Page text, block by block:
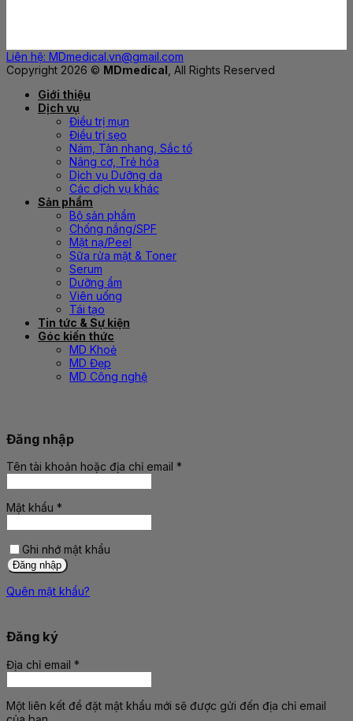
Liên hệ: MDmedical.vn@gmail.com
Copyright 2026 © MDmedical , All Rights Reserved
Giới thiệu
Dịch vụ
Điều trị mụn
Điều trị sẹo
Nám, Tàn nhang, Sắc tố
Nâng cơ, Trẻ hóa
Dịch vụ Dưỡng da
Các dịch vụ khác
Sản phẩm
Bộ sản phẩm
Chống nắng/SPF
Mặt nạ/Peel
Sữa rửa mặt & Toner
Serum
Dưỡng ẩm
Viên uống
Tái tạo
Tin tức & Sự kiện
Góc kiến thức
MD Khoẻ
MD Đẹp
MD Công nghệ
Đăng nhập
Tên tài khoản hoặc địa chỉ email *
Bắt
Mật khẩu *
Bắt
Ghi nhớ mật khẩu
Đăng nhập
Quên mật khẩu?
Đăng ký
Địa chỉ email *
Bắt
Một liên kết để đặt mật khẩu mới sẽ được gửi đến địa chỉ email